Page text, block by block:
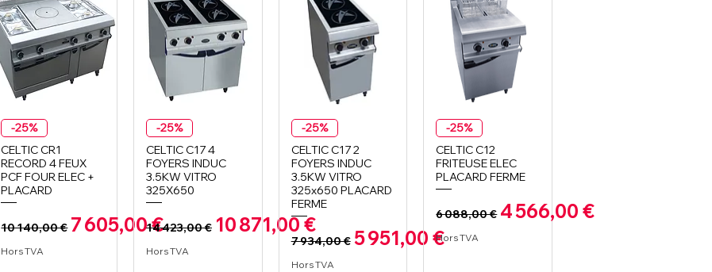
Aperçu rapide
-25%
CELTIC CR1
RECORD 4 FEUX
PCF FOUR ELEC +
PLACARD
Prix original
10 140,00 € Prix promotionnel
7 605,00 €
Hors TVA
Aperçu rapide
-25%
CELTIC C17 4
FOYERS INDUC
3.5KW VITRO
325X650
Prix original
14 423,00 € Prix promotionnel
10 871,00 €
Hors TVA
Aperçu rapide
-25%
CELTIC C17 2
FOYERS INDUC
3.5KW VITRO
325x650 PLACARD
FERME
Prix original
7 934,00 € Prix promotionnel
5 951,00 €
Hors TVA
Aperçu rapide
-25%
CELTIC C12
FRITEUSE ELEC
PLACARD FERME
Prix original
6 088,00 € Prix promotionnel
4 566,00 €
Hors TVA